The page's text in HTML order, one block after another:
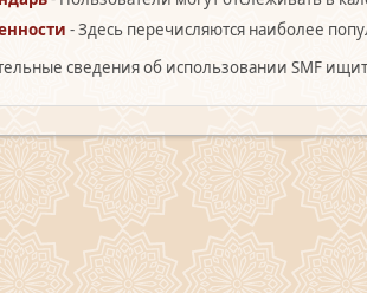
- Здесь перечисляются наиболее
сведения об использовании SMF